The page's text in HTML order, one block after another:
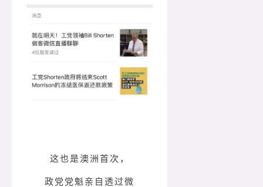
这也是澳洲首次，
政党党魁亲自透过微